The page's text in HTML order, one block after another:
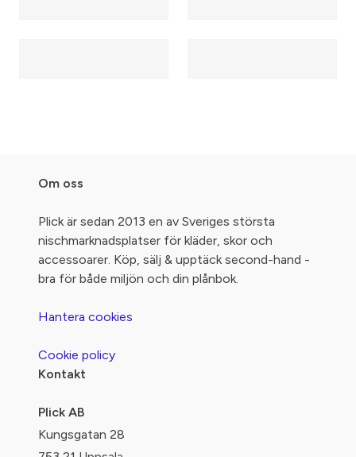
Om oss
Plick är sedan 2013 en av Sveriges största
nischmarknadsplatser för kläder, skor och
accessoarer. Köp, sälj & upptäck second-hand -
bra för både miljön och din plånbok.
Hantera cookies
Cookie policy
Kontakt
Plick AB
Kungsgatan 28